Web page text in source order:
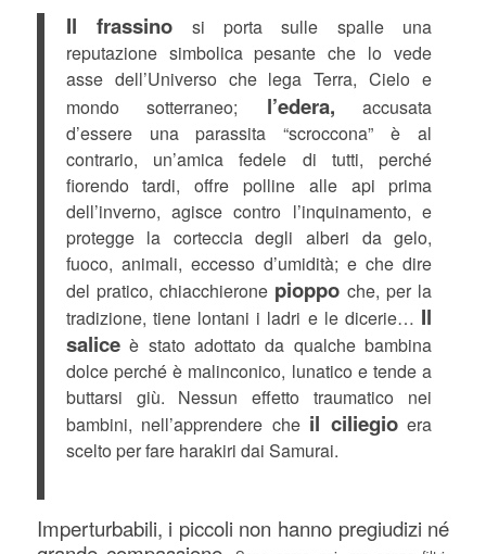
Il frassino si porta sulle spalle una
reputazione simbolica pesante che lo vede
asse dell’Universo che lega Terra, Cielo e
mondo sotterraneo;
l’edera, accusata
d’essere una parassita “scroccona” è al
contrario, un’amica fedele di tutti, perché
fiorendo tardi, offre polline alle api prima
dell’inverno, agisce contro l’inquinamento, e
protegge la corteccia degli alberi da gelo,
fuoco, animali, eccesso d’umidità; e che dire
del pratico, chiacchierone pioppo che, per la
tradizione, tiene lontani i ladri e le dicerie… Il
saliceè stato adottato da qualche bambina
dolce perché è malinconico, lunatico e tende a
buttarsi giù. Nessun effetto traumatico nei
bambini, nell’apprendere che il ciliegioera
scelto per fare harakiri dai Samurai.
Imperturbabili, i piccoli non hanno pregiudizi né